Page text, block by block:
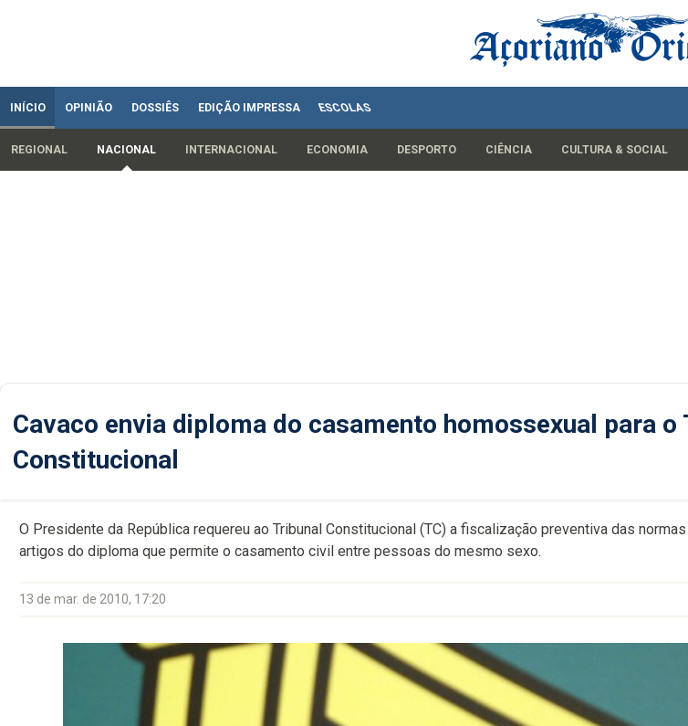
INÍCIO OPINIÃO DOSSIÊS EDIÇÃO IMPRESSA ESCOLAS
REGIONAL NACIONAL INTERNACIONAL ECONOMIA DESPORTO CIÊNCIA CULTURA & SOCIAL
Cavaco envia diploma do casamento homossexual para o
Constitucional
O Presidente da República requereu ao Tribunal Constitucional (TC) a fiscalização preventiva das
artigos do diploma que permite o casamento civil entre pessoas do mesmo sexo.
13 de mar. de 2010, 17:20